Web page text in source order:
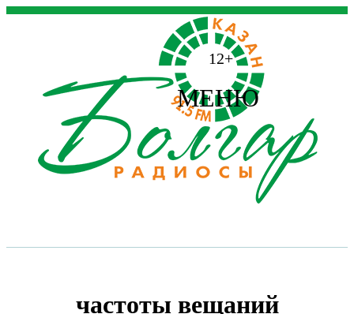
12+
МЕНЮ
частоты вещаний